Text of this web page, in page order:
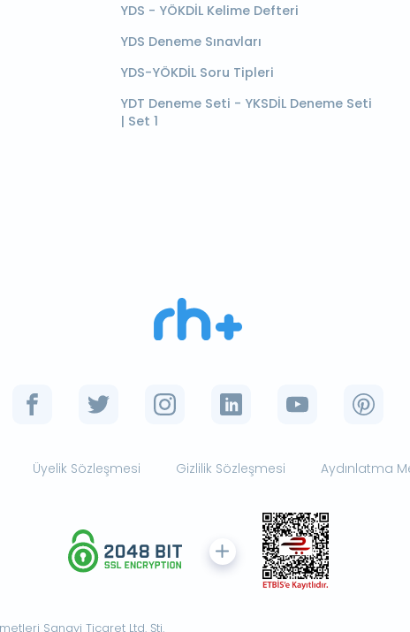
YDS - YÖKDİL Kelime Defteri
YDS Deneme Sınavları
YDS-YÖKDİL Soru Tipleri
YDT Deneme Seti - YKSDİL Deneme Seti
| Set 1
Üyelik Sözleşmesi Gizlilik Sözleşmesi Aydınlatma
Sanayi Ticaret Ltd. Şti.